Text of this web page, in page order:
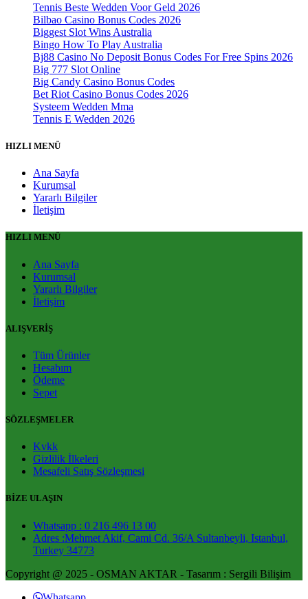
Tennis Beste Wedden Voor Geld 2026
Bilbao Casino Bonus Codes 2026
Biggest Slot Wins Australia
Bingo How To Play Australia
Bj88 Casino No Deposit Bonus Codes For Free Spins 2026
Big 777 Slot Online
Big Candy Casino Bonus Codes
Bet Riot Casino Bonus Codes 2026
Systeem Wedden Mma
Tennis E Wedden 2026
HIZLI MENÜ
Ana Sayfa
Kurumsal
Yararlı Bilgiler
İletişim
HIZLI MENÜ
Ana Sayfa
Kurumsal
Yararlı Bilgiler
İletişim
ALIŞVERİŞ
Tüm Ürünler
Hesabım
Ödeme
Sepet
SÖZLEŞMELER
Kvkk
Gizlilik İlkeleri
Mesafeli Satış Sözleşmesi
BİZE ULAŞIN
Whatsapp : 0 216 496 13 00
Adres :Mehmet Akif, Cami Cd. 36/A Sultanbeyli, Istanbul,
Turkey 34773
Copyright @ 2025 - OSMAN AKTAR - Tasarım : Sergili Bilişim